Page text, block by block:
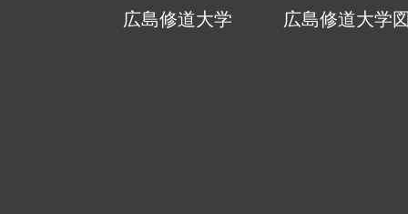
広島修道大学 広島修道大学